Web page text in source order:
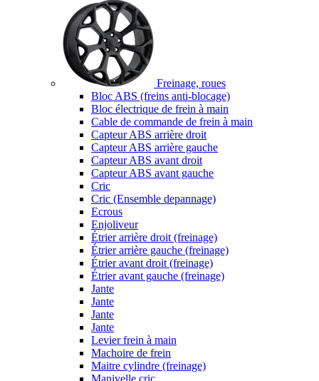
Freinage, roues
Bloc ABS (freins anti-blocage)
Bloc électrique de frein à main
Cable de commande de frein à main
Capteur ABS arrière droit
Capteur ABS arrière gauche
Capteur ABS avant droit
Capteur ABS avant gauche
Cric
Cric (Ensemble depannage)
Ecrous
Enjoliveur
Étrier arrière droit (freinage)
Étrier arrière gauche (freinage)
Étrier avant droit (freinage)
Étrier avant gauche (freinage)
Jante
Jante
Jante
Jante
Levier frein à main
Machoire de frein
Maitre cylindre (freinage)
Manivelle cric